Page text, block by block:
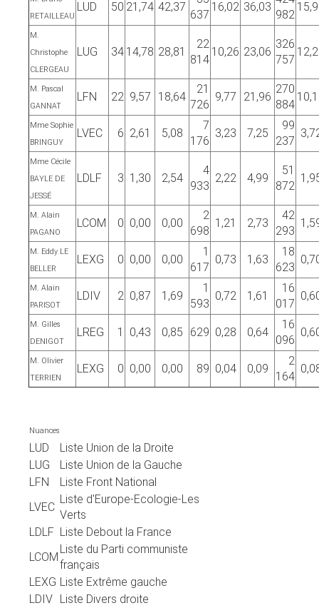
RETAILLEAU
LUD 50 21,74 42,37
637
16,02 36,03
982
M.
Christophe
CLERGEAU
LUG 34 14,78 28,81
22
814
10,26 23,06
326
757
M. Pascal
GANNAT
LFN 22 9,57 18,64
21
726
9,77 21,96
270
884
Mme Sophie
BRINGUY
LVEC 6 2,61 5,08
7
176
3,23 7,25
99
237
Mme Cécile
BAYLE DE
JESSÉ
LDLF 3 1,30 2,54
4
933
2,22 4,99
51
872
M. Alain
PAGANO
LCOM 0 0,00 0,00
2
698
1,21 2,73
42
293
M. Eddy LE
BELLER
LEXG 0 0,00 0,00
1
617
0,73 1,63
18
623
M. Alain
PARISOT
LDIV 2 0,87 1,69
1
593
0,72 1,61
16
017
M. Gilles
DENIGOT
LREG 1 0,43 0,85 629 0,28 0,64
16
096
M. Olivier
TERRIEN
LEXG 0 0,00 0,00 89 0,04 0,09
2
164
Nuances
LUD
Liste Union de la Droite
LUG
Liste Union de la Gauche
LFN
Liste Front National
LVEC
Liste d'Europe-Ecologie-Les
Verts
LDLF Liste Debout la France
LCOM
Liste du Parti communiste
français
LEXG Liste Extrême gauche
LDIV Liste Divers droite